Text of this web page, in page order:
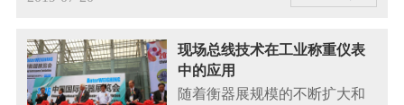
现场总线技术在工业称重仪表
中的应用
随着衡器展规模的不断扩大和